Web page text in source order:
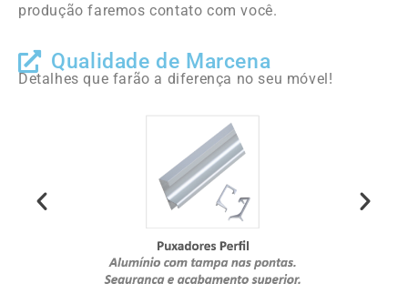
produção faremos contato com você.
Qualidade de Marcena
Detalhes que farão a diferença no seu móvel!